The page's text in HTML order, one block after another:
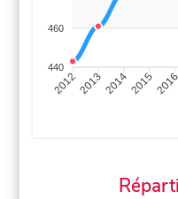
460
440
20122013201420152016